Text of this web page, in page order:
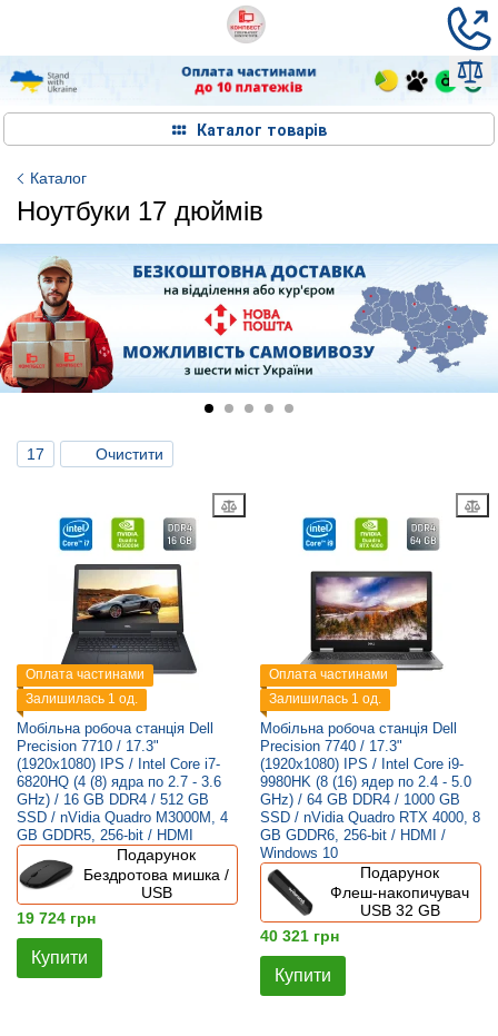
Каталог товарів
Каталог
Ноутбуки 17 дюймів
17 Очистити
Оплата частинами
Залишилась 1 од.
Мобільна робоча станція Dell
Precision 7710 / 17.3"
(1920x1080) IPS / Intel Core i7-
6820HQ (4 (8) ядра по 2.7 - 3.6
GHz) / 16 GB DDR4 / 512 GB
SSD / nVidia Quadro M3000M, 4
GB GDDR5, 256-bit / HDMI
Подарунок
Бездротова мишка /
USB
19 724 грн
Купити
Оплата частинами
Залишилась 1 од.
Мобільна робоча станція Dell
Precision 7740 / 17.3"
(1920x1080) IPS / Intel Core i9-
9980HK (8 (16) ядер по 2.4 - 5.0
GHz) / 64 GB DDR4 / 1000 GB
SSD / nVidia Quadro RTX 4000, 8
GB GDDR6, 256-bit / HDMI /
Windows 10
Подарунок
Флеш-накопичувач
USB 32 GB
40 321 грн
Купити